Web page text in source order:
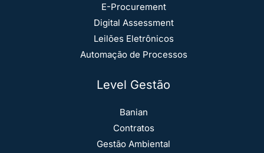
E-Procurement
Digital Assessment
Leilões Eletrônicos
Automação de Processos
Level Gestão
Banian
Contratos
Gestão Ambiental